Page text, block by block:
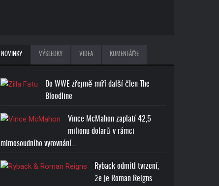
JOHN CENA U CAN'T SEE
SHIRT
Cena: 1773-Kč
NOVINKY VÝSLEDKY VIDEA KOMENTÁŘE
Do WWE zřejmě míří další člen The
Bloodline
Vince McMahon zaplatí 42,5
milionu dolarů v rámci
mimosoudního vyrovnání…
Ryback odmítl tvrzení,
že je Roman Reigns